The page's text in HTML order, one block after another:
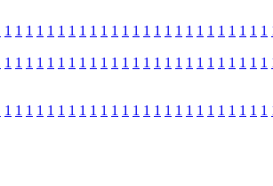
1 1 1 1 1 1 1 1 1 1 1 1 1 1 1 1 1 1 1 1 1 1 1 1 1
1 1 1 1 1 1 1 1 1 1 1 1 1 1 1 1 1 1 1 1 1 1 1 1 1
1 1 1 1 1 1 1 1 1 1 1 1 1 1 1 1 1 1 1 1 1 1 1 1 1